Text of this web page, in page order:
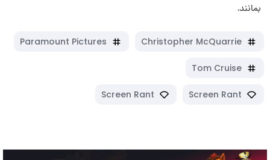
بمانند.
Christopher McQuarrie
Paramount Pictures
Tom Cruise
Screen Rant
Screen Rant